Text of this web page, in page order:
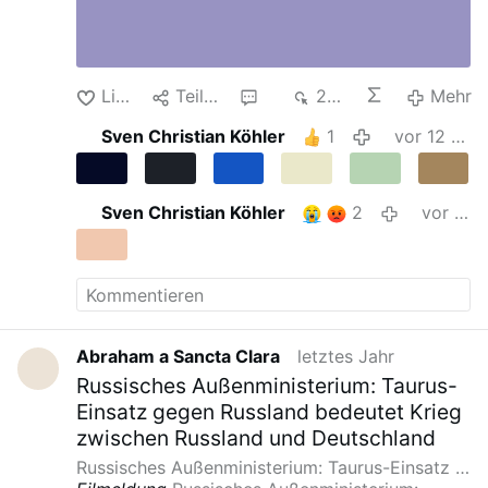
Like Teilen 245
Mehr
Sven Christian Köhler
1 vor 12 Monaten
Sven Christian Köhler 2 vor 12 Monaten
Abraham a Sancta Clara letztes Jahr
Russisches Außenministerium: Taurus-
Einsatz gegen Russland bedeutet Krieg
zwischen Russland und Deutschland
Russisches Außenministerium: Taurus-Einsatz …